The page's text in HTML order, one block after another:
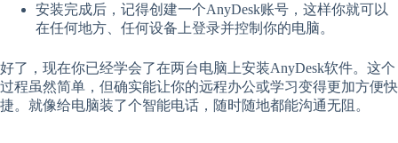
安装完成后，记得创建一个AnyDesk账号，这样你就可以
在任何地方、任何设备上登录并控制你的电脑。
好了，现在你已经学会了在两台电脑上安装AnyDesk软件。这个
过程虽然简单，但确实能让你的远程办公或学习变得更加方便快
捷。就像给电脑装了个智能电话，随时随地都能沟通无阻。